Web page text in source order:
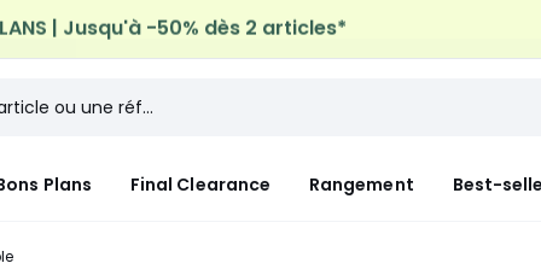
à domicile offerte*sur tous vos achats Mode & Maison
Plans Final Clearance Rangement Best-